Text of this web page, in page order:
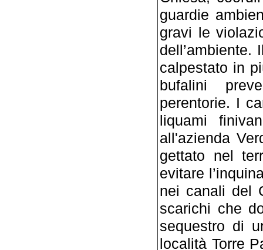
guardie
gravi le
dell’ambiente.
calpestato in
bufalini
perentorie. I
liquami
all'azienda
gettato nel
evitare
nei canali del
scarichi che
sequestro di
località Torre